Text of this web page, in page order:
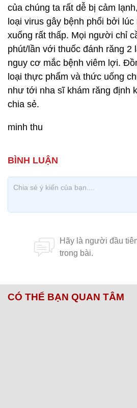
của chúng ta rất dễ bị cảm
loại virus gây bệnh phổi bởi
xuống rất thấp. Mọi người chỉ
phút/lần với thuốc đánh răng 2
nguy cơ mắc bệnh viêm lợi.
loại thực phẩm và thức uống
như tới nha sĩ khám răng định
chia sẻ.
minh thu
CÓ THỂ BẠN QUAN TÂM